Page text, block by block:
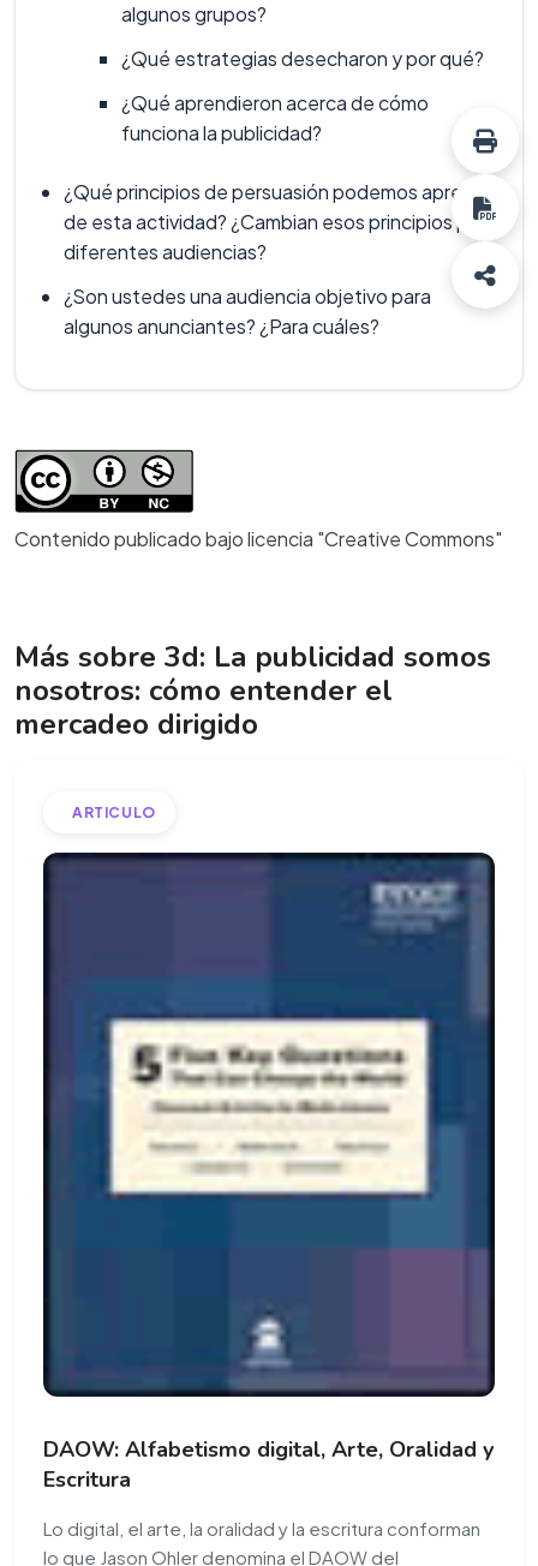
algunos grupos?
¿Qué estrategias desecharon y por qué?
¿Qué aprendieron acerca de cómo
funciona la publicidad?
¿Qué principios de persuasión podemos aprender
de esta actividad? ¿Cambian esos principios para
diferentes audiencias?
¿Son ustedes una audiencia objetivo para
algunos anunciantes? ¿Para cuáles?
Contenido publicado bajo licencia "Creative Commons"
Más sobre 3d: La publicidad somos
nosotros: cómo entender el
mercadeo dirigido
ARTICULO
DAOW: Alfabetismo digital, Arte, Oralidad y
Escritura
Lo digital, el arte, la oralidad y la escritura conforman
lo que Jason Ohler denomina el DAOW del